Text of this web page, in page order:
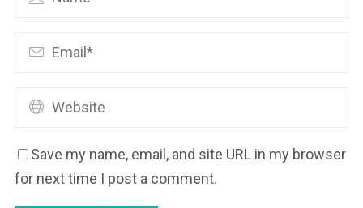
Save my name, email, and site URL in my browser
for next time I post a comment.